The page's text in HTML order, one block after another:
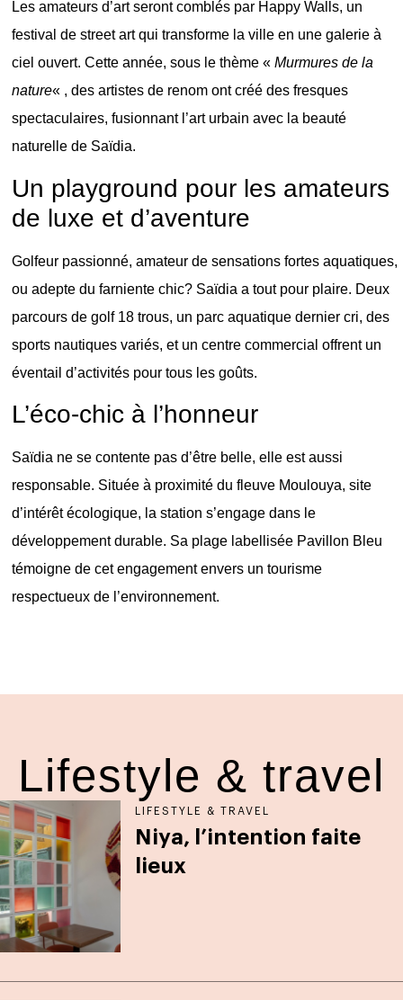
Les amateurs d’art seront comblés par Happy Walls, un
festival de street art qui transforme la ville en une galerie à
ciel ouvert. Cette année, sous le thème « Murmures de la
nature« , des artistes de renom ont créé des fresques
spectaculaires, fusionnant l’art urbain avec la beauté
naturelle de Saïdia.
Un playground pour les amateurs
de luxe et d’aventure
Golfeur passionné, amateur de sensations fortes aquatiques,
ou adepte du farniente chic? Saïdia a tout pour plaire. Deux
parcours de golf 18 trous, un parc aquatique dernier cri, des
sports nautiques variés, et un centre commercial offrent un
éventail d’activités pour tous les goûts.
L’éco-chic à l’honneur
Saïdia ne se contente pas d’être belle, elle est aussi
responsable. Située à proximité du fleuve Moulouya, site
d’intérêt écologique, la station s’engage dans le
développement durable. Sa plage labellisée Pavillon Bleu
témoigne de cet engagement envers un tourisme
respectueux de l’environnement.
Lifestyle & travel
LIFESTYLE & TRAVEL
Niya, l’intention faite
lieux